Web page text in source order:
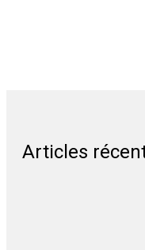
Articles